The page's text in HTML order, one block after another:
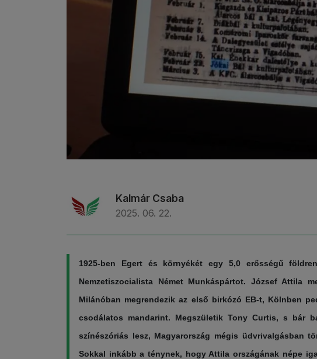
Kalmár Csaba
2025. 06. 22.
1925-ben Egert és környékét egy 5,0 erősségű
Nemzetiszocialista Német Munkáspártot. József Attila
Milánóban megrendezik az első birkózó EB-t, Kölnben
csodálatos mandarint. Megszületik Tony Curtis, s bár
színészóriás lesz, Magyarország mégis üdvrivalgásban
Sokkal inkább a ténynek, hogy Attila országának népe